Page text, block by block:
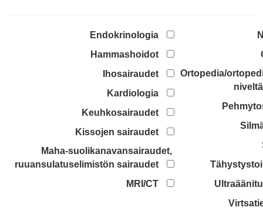
Endokrinologia
Hammashoidot
Ihosairaudet
Kardiologia
Keuhkosairaudet
Kissojen sairaudet
Maha-suolikanavansairaudet,
ruuansulatuselimistön sairaudet
MRI/CT
Ortopedia/